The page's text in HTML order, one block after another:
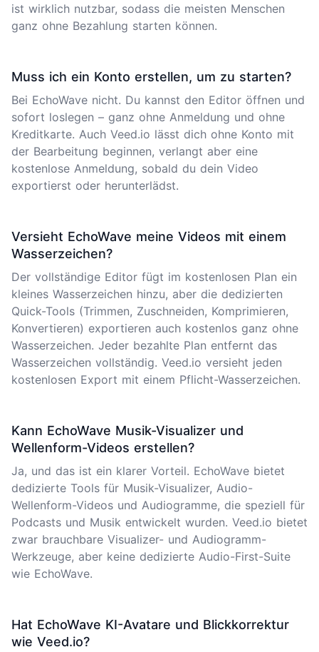
ist wirklich nutzbar, sodass die meisten Menschen
ganz ohne Bezahlung starten können.
Muss ich ein Konto erstellen, um zu starten?
Bei EchoWave nicht. Du kannst den Editor öffnen und
sofort loslegen – ganz ohne Anmeldung und ohne
Kreditkarte. Auch Veed.io lässt dich ohne Konto mit
der Bearbeitung beginnen, verlangt aber eine
kostenlose Anmeldung, sobald du dein Video
exportierst oder herunterlädst.
Versieht EchoWave meine Videos mit einem
Wasserzeichen?
Der vollständige Editor fügt im kostenlosen Plan ein
kleines Wasserzeichen hinzu, aber die dedizierten
Quick-Tools (Trimmen, Zuschneiden, Komprimieren,
Konvertieren) exportieren auch kostenlos ganz ohne
Wasserzeichen. Jeder bezahlte Plan entfernt das
Wasserzeichen vollständig. Veed.io versieht jeden
kostenlosen Export mit einem Pflicht-Wasserzeichen.
Kann EchoWave Musik-Visualizer und
Wellenform-Videos erstellen?
Ja, und das ist ein klarer Vorteil. EchoWave bietet
dedizierte Tools für Musik-Visualizer, Audio-
Wellenform-Videos und Audiogramme, die speziell für
Podcasts und Musik entwickelt wurden. Veed.io bietet
zwar brauchbare Visualizer- und Audiogramm-
Werkzeuge, aber keine dedizierte Audio-First-Suite
wie EchoWave.
Hat EchoWave KI-Avatare und Blickkorrektur
wie Veed.io?